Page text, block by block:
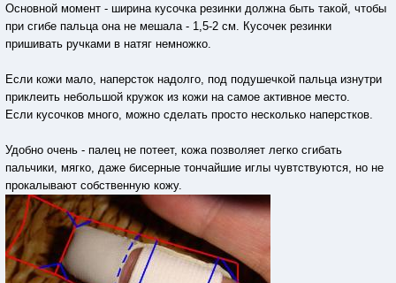
Основной момент - ширина кусочка резинки должна быть такой, чтобы
при сгибе пальца она не мешала - 1,5-2 см. Кусочек резинки
пришивать ручками в натяг немножко.
Если кожи мало, наперсток надолго, под подушечкой пальца изнутри
приклеить небольшой кружок из кожи на самое активное место.
Если кусочков много, можно сделать просто несколько наперстков.
Удобно очень - палец не потеет, кожа позволяет легко сгибать
пальчики, мягко, даже бисерные тончайшие иглы чувтствуются, но не
прокалывают собственную кожу.